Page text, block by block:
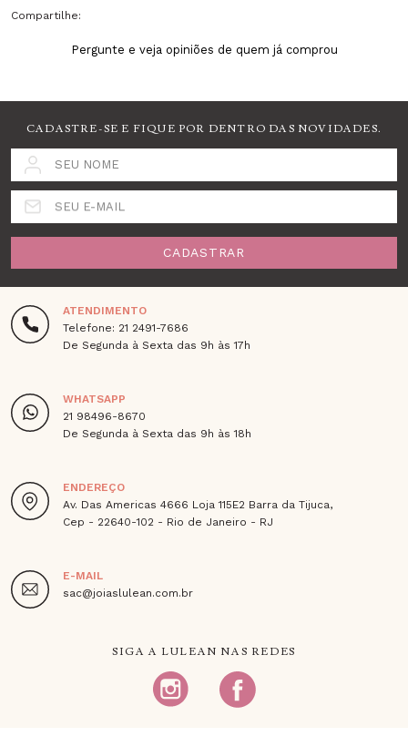
Compartilhe:
Pergunte e veja opiniões de quem já comprou
CADASTRE-SE E FIQUE POR DENTRO DAS NOVIDADES.
SEU NOME
SEU E-MAIL
CADASTRAR
ATENDIMENTO
Telefone: 21 2491-7686
De Segunda à Sexta das 9h às 17h
WHATSAPP
21 98496-8670
De Segunda à Sexta das 9h às 18h
ENDEREÇO
Av. Das Americas 4666 Loja 115E2 Barra da Tijuca,
Cep - 22640-102 - Rio de Janeiro - RJ
E-MAIL
sac@joiaslulean.com.br
SIGA A LULEAN NAS REDES